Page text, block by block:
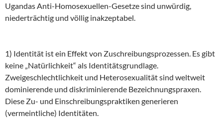
Ugandas Anti-Homosexuellen-Gesetze sind unwürdig,
niederträchtig und völlig inakzeptabel.
1) Identität ist ein Effekt von Zuschreibungsprozessen. Es gibt
keine „Natürlichkeit“ als Identitätsgrundlage.
Zweigeschlechtlichkeit und Heterosexualität sind weltweit
dominierende und diskriminierende Bezeichnungspraxen.
Diese Zu- und Einschreibungspraktiken generieren
(vermeintliche) Identitäten.